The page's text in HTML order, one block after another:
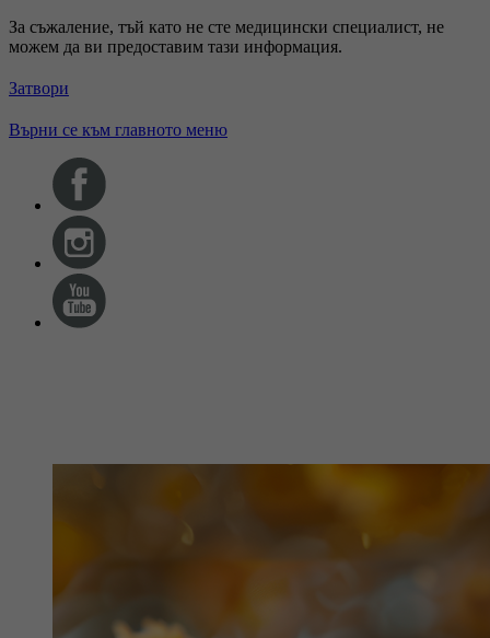
За съжаление, тъй като не сте медицински специалист, не
можем да ви предоставим тази информация.
Затвори
Върни се към главното меню